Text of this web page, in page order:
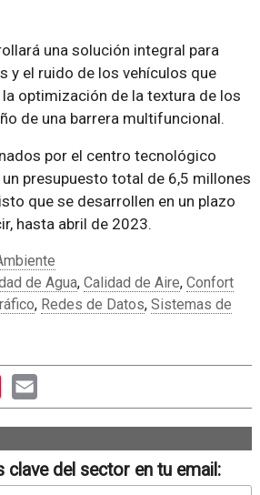
una solución integral para
y el ruido de los vehículos que
optimización de la textura de los
de una barrera multifuncional.
por el centro tecnológico
un presupuesto total de 6,5 millones
que se desarrollen en un plazo
hasta abril de 2023.
de Agua, Calidad de Aire, Confort
, Redes de Datos, Sistemas de
PinterestEmail
clave del sector en tu email: